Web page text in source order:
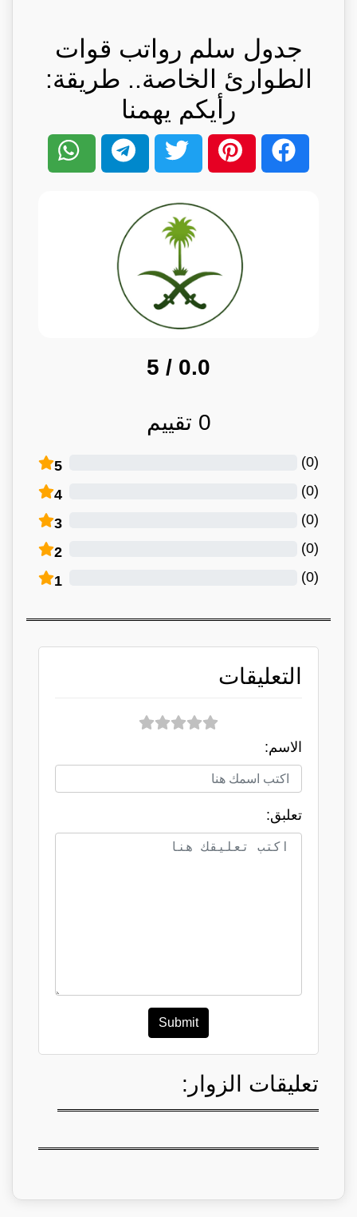
جدول سلم رواتب قوات
الطوارئ الخاصة.. طريقة:
رأيكم يهمنا
0.0
/ 5
0 تقييم
5 (
0
)
4 (
0
)
3 (
0
)
2 (
0
)
1 (
0
)
التعليقات
الاسم:
تعلبق:
Submit
تعليقات الزوار: